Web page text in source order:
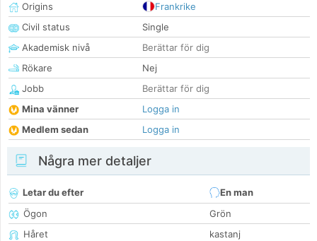
Origins
Frankrike
Civil status
Single
Akademisk nivå
Berättar för dig
Rökare
Nej
Jobb
Berättar för dig
Mina vänner
Logga in
Medlem sedan
Logga in
Några mer detaljer
Letar du efter
En man
Ögon
Grön
Håret
kastanj